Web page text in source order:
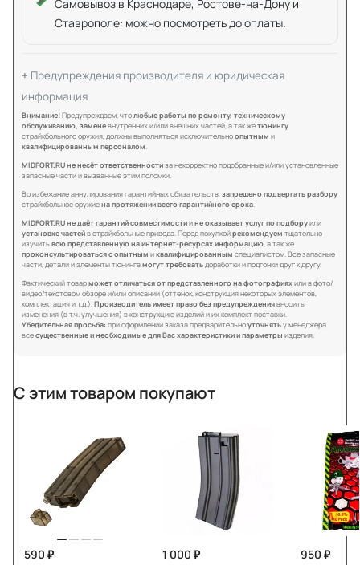
Самовывоз в Краснодаре, Ростове-на-Дону и
Ставрополе: можно посмотреть до оплаты.
Предупреждения производителя и юридическая
информация
Внимание!Предупреждаем, чтолюбые работы по ремонту, техническому
обслуживанию, заменевнутренних и/или внешних частей, а так жетюнингу
страйкбольного оружия, должны выполняться исключительноопытным и
квалифицированным персоналом.
MIDFORT.RU не несёт ответственностиза некорректно подобранные и/или установленные
запасные части и вызванные этим поломки.
Во избежание аннулирования гарантийных обязательств,запрещено подвергать разбору
страйкбольное оружиена протяжении всего гарантийного срока.
MIDFORT.RU не даёт гарантий совместимостиине оказывает услуг по подборуили
установке частейв страйкбольные привода. Перед покупкойрекомендуем тщательно
изучитьвсю представленную на интернет-ресурсах информацию, а так же
проконсультироваться с опытным иквалифицированным специалистом. Все запасные
части, детали и элементы тюнингамогут требоватьдоработки и подгонки друг к другу.
Фактический товарможет отличаться от представленного на фотографияхили в фото/
видео/текстовом обзоре и/или описании (оттенок, конструкция некоторых элементов,
комплектация и т.д.).Производитель имеет право без предупреждениявносить
изменения (в т.ч. улучшения) в конструкцию изделий и их комплект поставки.
Убедительная просьба: при оформлении заказа предварительноуточнятьу менеджера
всесущественные и необходимые для Вас характеристики и параметры изделия.
С этим товаром покупают
590 ₽
1 000 ₽
950 ₽